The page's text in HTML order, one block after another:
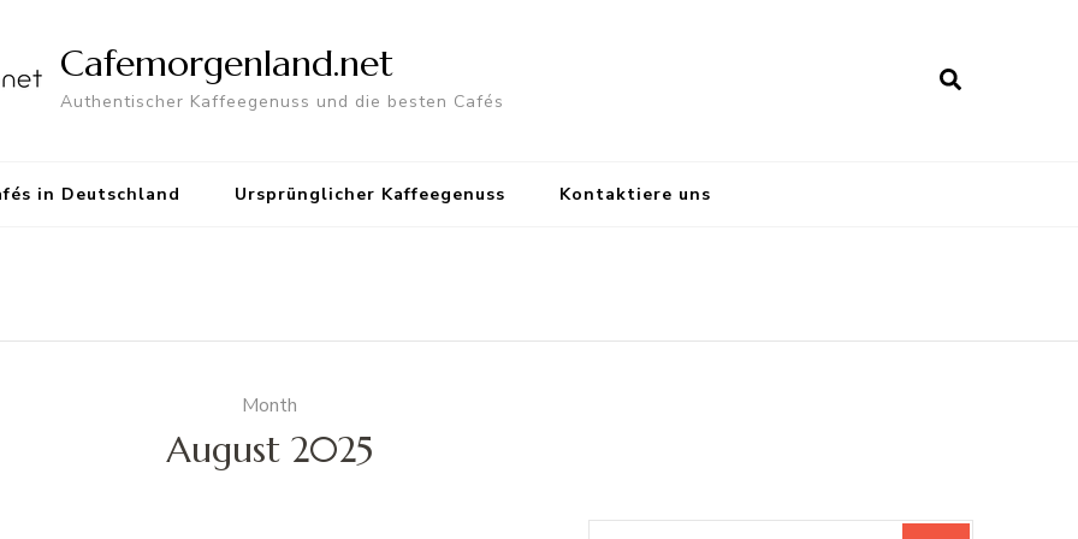
Cafemorgenland.net
Authentischer Kaffeegenuss und die besten Cafés
in Deutschland Ursprünglicher Kaffeegenuss Kontaktiere uns
Month
August 2025